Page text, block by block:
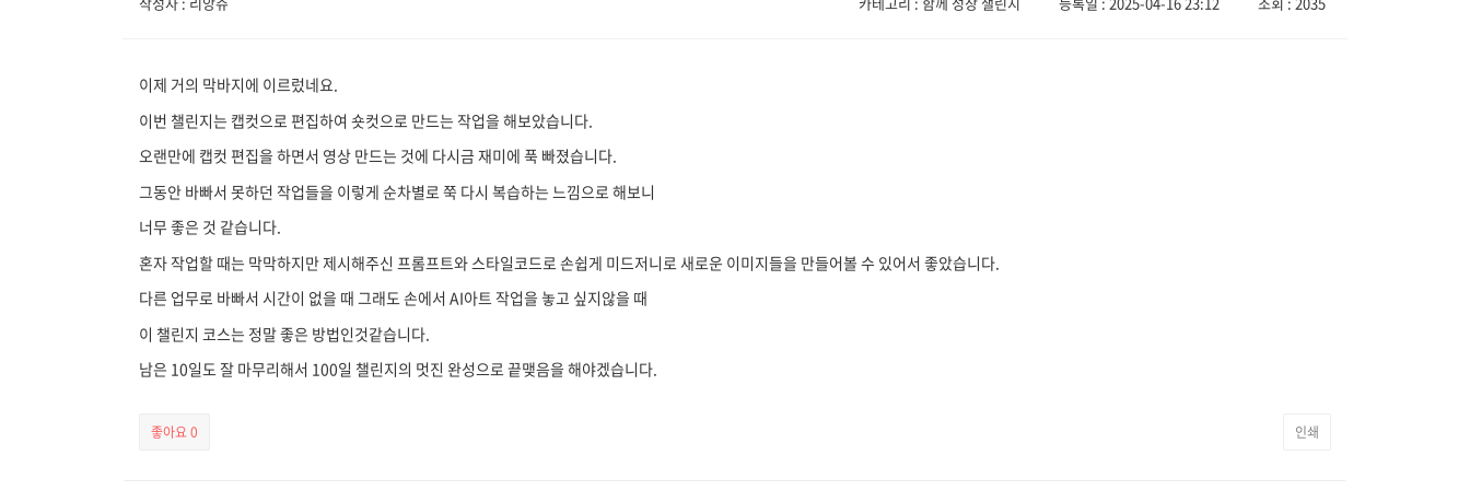
이제 거의 막바지에 이르렀네요.
이번 챌린지는 캡컷으로 편집하여 숏컷으로 만드는 작업을 해보았습니다.
오랜만에 캡컷 편집을 하면서 영상 만드는 것에 다시금 재미에 푹 빠졌습니다.
그동안 바빠서 못하던 작업들을 이렇게 순차별로 쭉 다시 복습하는 느낌으로 해보니
너무 좋은 것 같습니다.
혼자 작업할 때는 막막하지만 제시해주신 프롬프트와 스타일코드로 손쉽게 미드저니로 새로운 이미지들을 만들어볼 수 있어서 좋았습니다.
다른 업무로 바빠서 시간이 없을 때 그래도 손에서 AI아트 작업을 놓고 싶지않을 때
이 챌린지 코스는 정말 좋은 방법인것같습니다.
남은 10일도 잘 마무리해서 100일 챌린지의 멋진 완성으로 끝맺음을 해야겠습니다.
좋아요0 인쇄